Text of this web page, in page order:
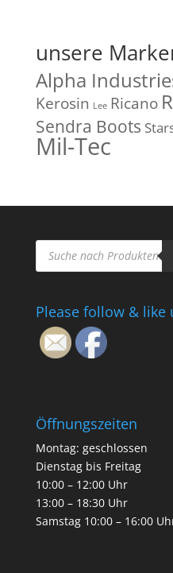
unsere
Alpha
Kerosin Lee Ricano
Sendra Boots
Mil-Tec
Products
search
Please follow & like
Öffnungszeiten
Montag: geschlossen
Dienstag bis Freitag
10:00 – 12:00 Uhr
13:00 – 18:30 Uhr
Samstag 10:00 – 16:00